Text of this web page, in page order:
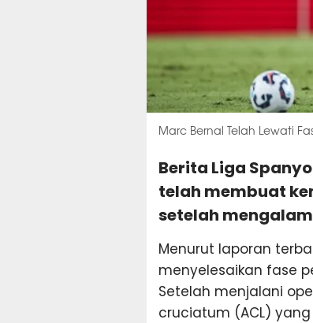
Marc Bernal Telah Lewati
Berita Liga
telah membuat
setelah
Menurut laporan
menyelesaikan fase
Setelah menjalani
cruciatum (ACL)